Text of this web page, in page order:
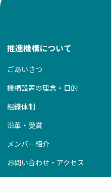
推進機構について
ごあいさつ
機構設置の理念・目的
組織体制
沿革・受賞
メンバー紹介
お問い合わせ・アクセス